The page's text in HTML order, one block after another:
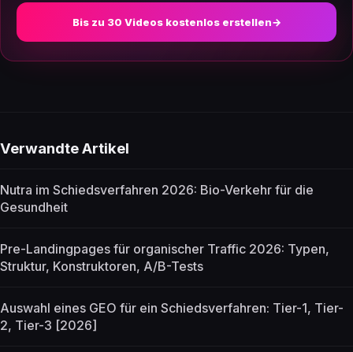
Bis zu 30 Videos kostenlos erstellen→
Verwandte Artikel
Nutra im Schiedsverfahren 2026: Bio-Verkehr für die
Gesundheit
Pre-Landingpages für organischer Traffic 2026: Typen,
Struktur, Konstruktoren, A/B-Tests
Auswahl eines GEO für ein Schiedsverfahren: Tier-1, Tier-
2, Tier-3 [2026]